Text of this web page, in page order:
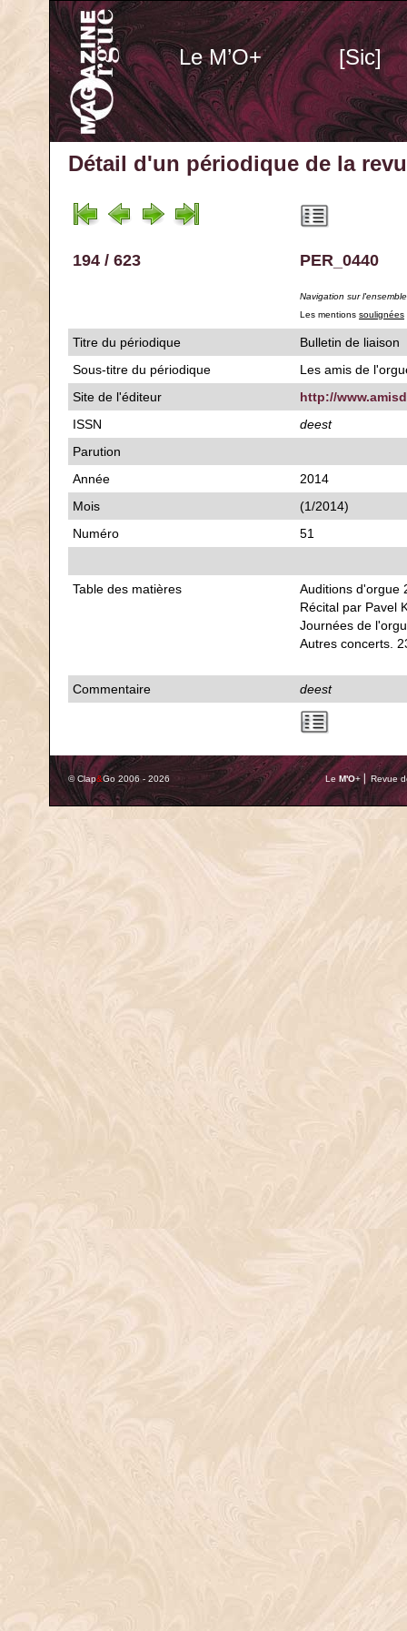
Le M’O+ [Sic]
Détail d'un périodique de la
194 / 623 PER_0440
Navigation sur
Les mentions soulignées
Titre du périodique
Bulletin de liaison
Sous-titre du périodique
Les amis de
Site de l'éditeur
http://
ISSN
deest
Parution
Année
2014
Mois
(1/2014)
Numéro
51
Table des matières
Auditions d'orgue
Récital par Pavel
Journées de
Autres concerts.
Commentaire deest
© Clap&Go 2006 - 2026 Le M'O+ ⎢ Revue